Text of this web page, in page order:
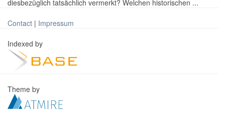
diesbezüglich tatsächlich vermerkt? Welchen historischen ...
Contact | Impressum
Indexed by
Theme by